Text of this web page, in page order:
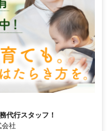
代行スタッフ！
社